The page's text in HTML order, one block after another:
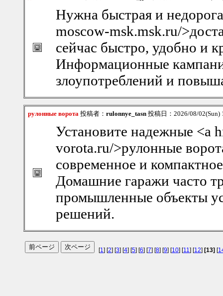
Нужна быстрая и
moscow-msk.msk.ru/
сейчас быстро, удобно и
Информационные
злоупотреблений и
рулонные ворота 投稿者： rulonnye_tasn 投稿日：2026/08/
Установите надежные <a
vorota.ru/>рулонные
современное и
Домашние гаражи часто
промышленные объекты
решений.
[1] [2] [3] [4] [5] [6] [7] [8] [9] [10] [11] [12] [13] [